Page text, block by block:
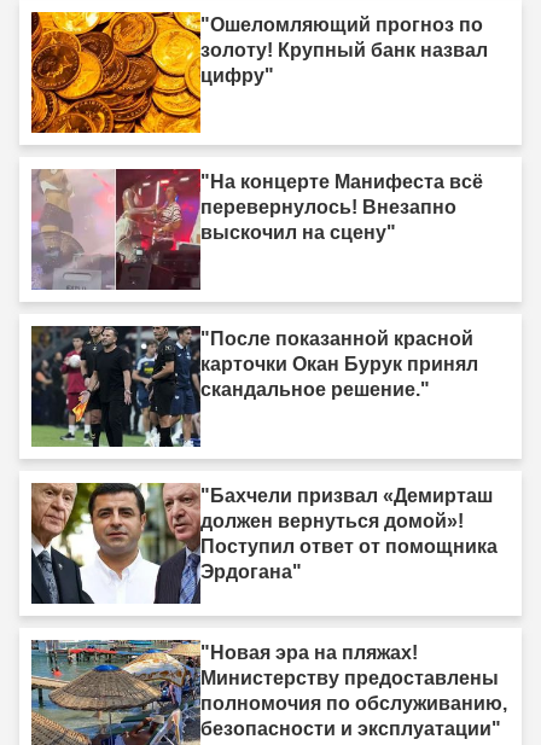
"Ошеломляющий прогноз по
золоту! Крупный банк назвал
цифру"
"На концерте Манифеста всё
перевернулось! Внезапно
выскочил на сцену"
"После показанной красной
карточки Окан Бурук принял
скандальное решение."
"Бахчели призвал «Демирташ
должен вернуться домой»!
Поступил ответ от помощника
Эрдогана"
"Новая эра на пляжах!
Министерству предоставлены
полномочия по обслуживанию,
безопасности и эксплуатации"